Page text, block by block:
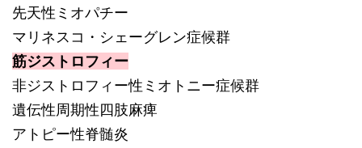
先天性ミオパチー
マリネスコ・シェーグレン症候群
筋ジストロフィー
非ジストロフィー性ミオトニー症候群
遺伝性周期性四肢麻痺
アトピー性脊髄炎